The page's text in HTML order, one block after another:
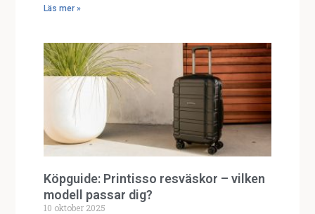
Läs mer »
Köpguide: Printisso resväskor – vilken
modell passar dig?
10 oktober 2025